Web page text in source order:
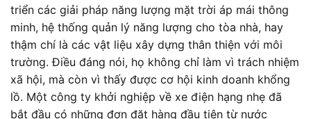
triển các giải pháp năng lượng mặt trời áp mái thông
minh, hệ thống quản lý năng lượng cho tòa nhà, hay
thậm chí là các vật liệu xây dựng thân thiện với môi
trường. Điều đáng nói, họ không chỉ làm vì trách nhiệm
xã hội, mà còn vì thấy được cơ hội kinh doanh khổng
lồ. Một công ty khởi nghiệp về xe điện hạng nhẹ đã
bắt đầu có những đơn đặt hàng đầu tiên từ nước